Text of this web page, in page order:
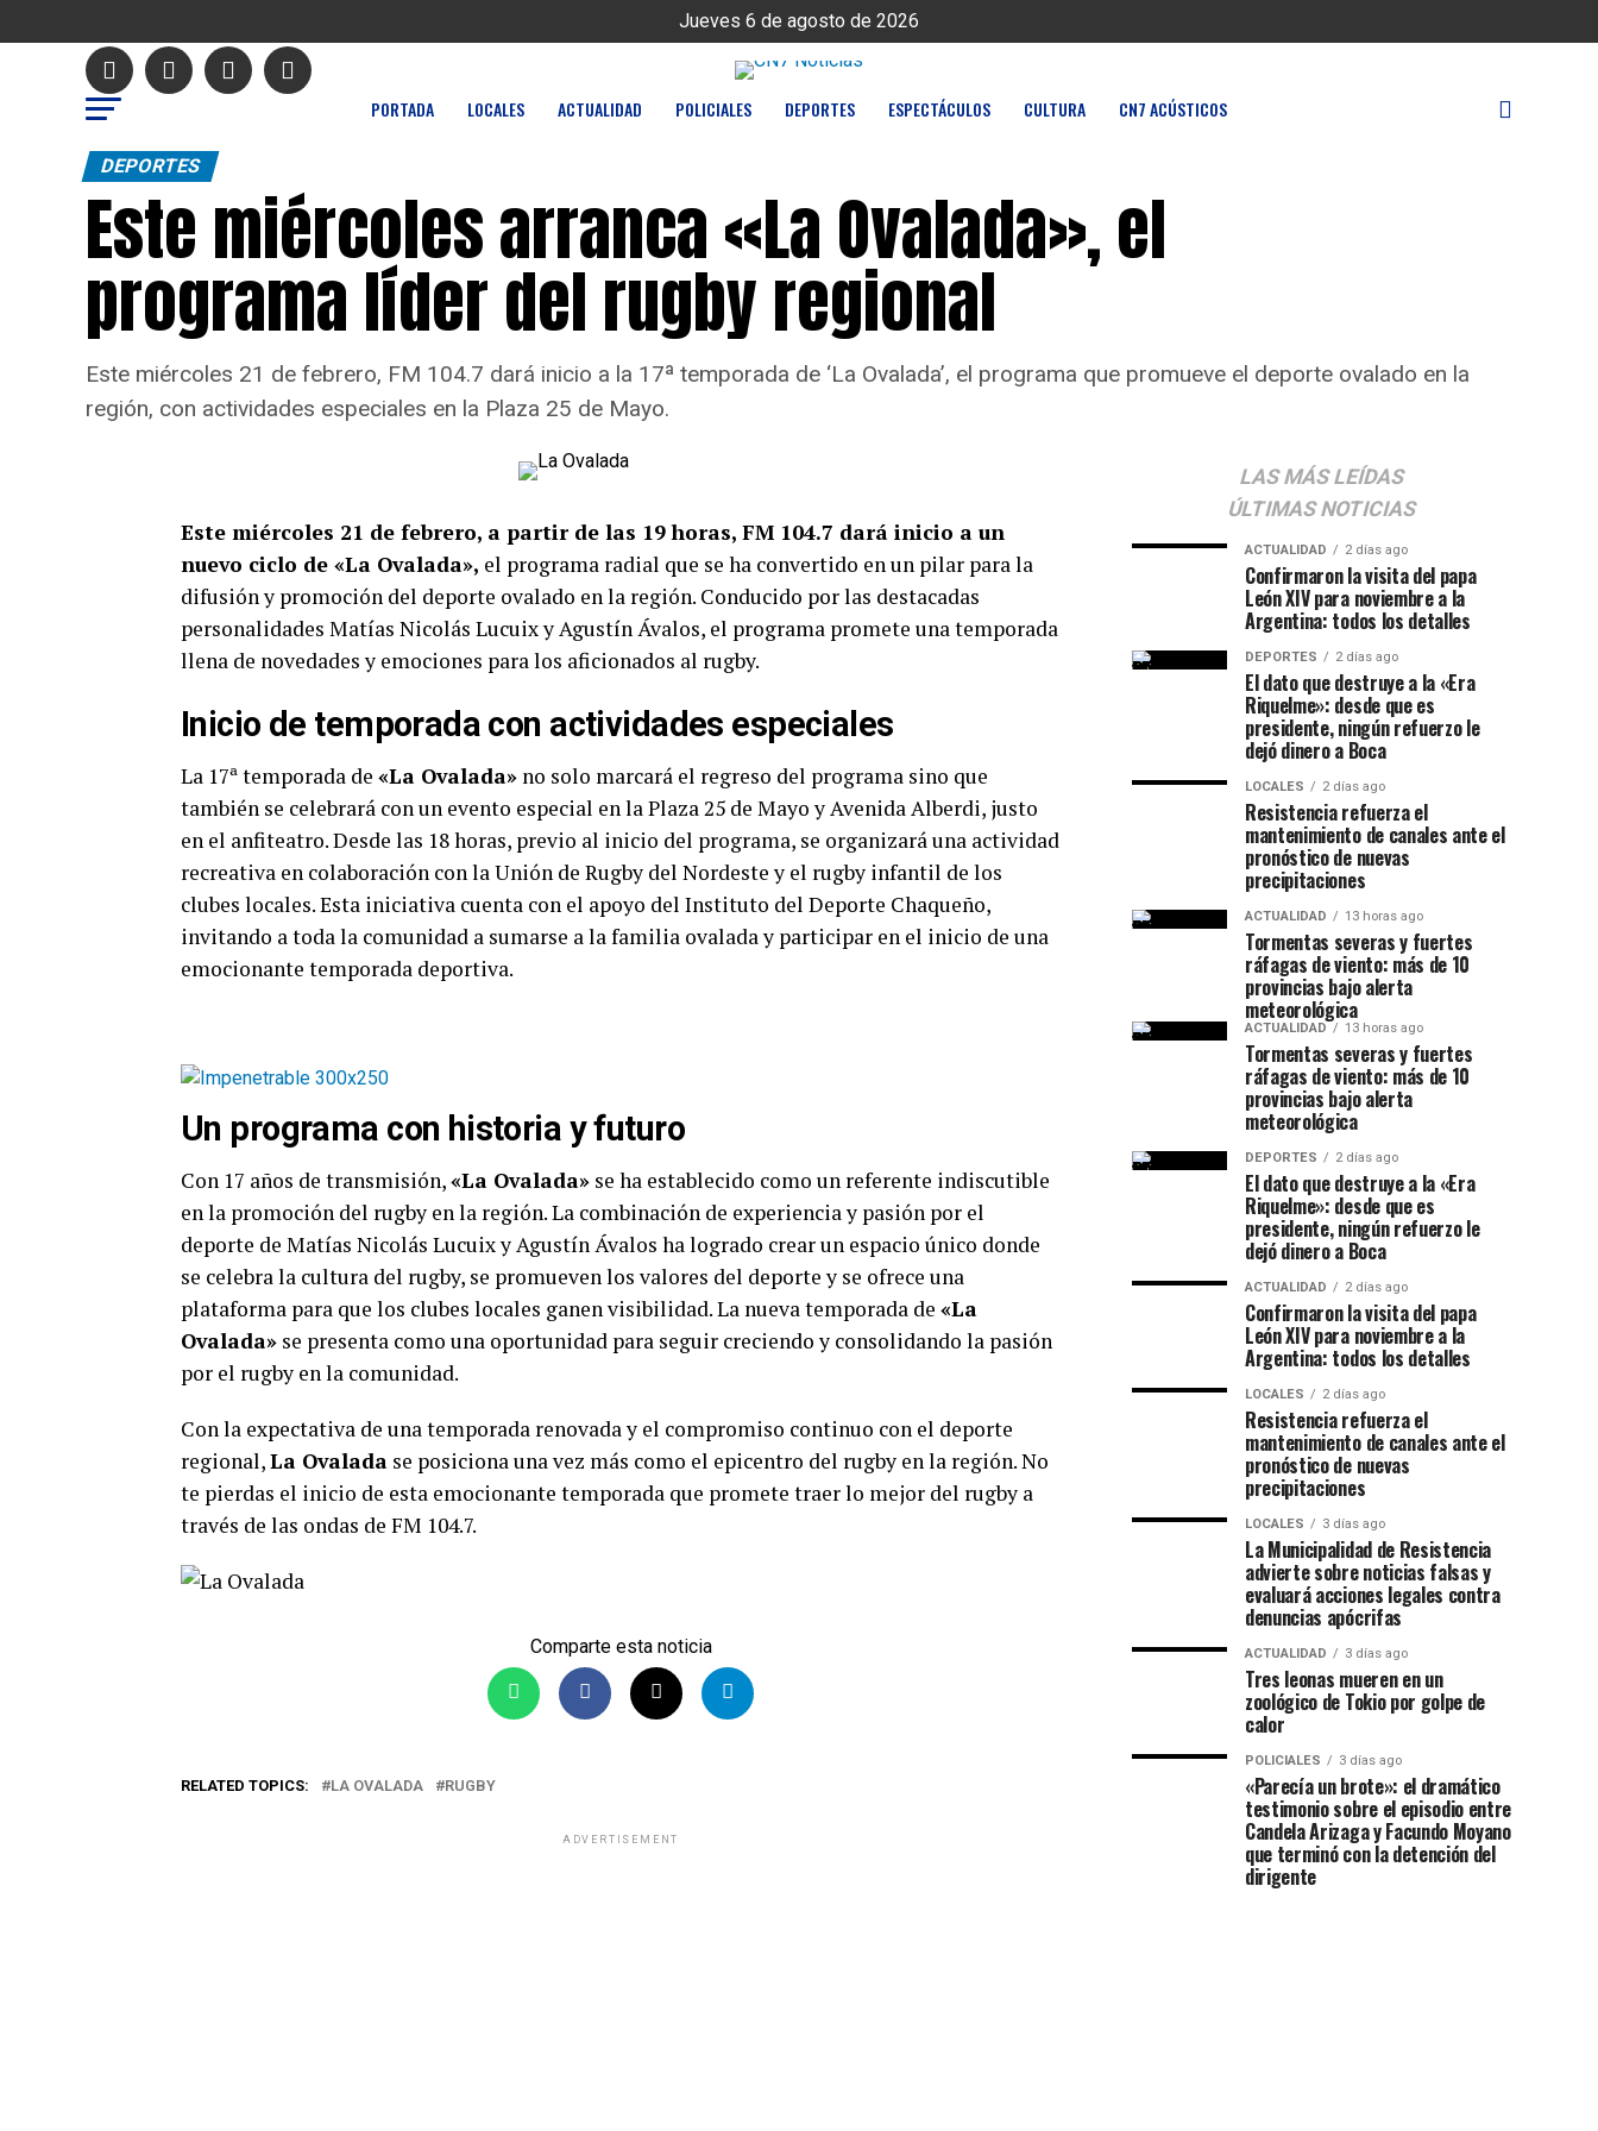
Jueves 6 de agosto de 2026
PORTADA LOCALES ACTUALIDAD POLICIALES DEPORTES ESPECTÁCULOS CULTURA CN7 ACÚSTICOS
DEPORTES
Este miércoles arranca «La Ovalada», el
programa líder del rugby regional
Este miércoles 21 de febrero, FM 104.7 dará inicio a la 17ª temporada de ‘La Ovalada’, el programa que promueve el deporte ovalado en la
región, con actividades especiales en la Plaza 25 de Mayo.
Este miércoles 21 de febrero, a partir de las 19 horas, FM 104.7 dará inicio a un
nuevo ciclo de «La Ovalada», el programa radial que se ha convertido en un pilar para la
difusión y promoción del deporte ovalado en la región. Conducido por las destacadas
personalidades Matías Nicolás Lucuix y Agustín Ávalos, el programa promete una temporada
llena de novedades y emociones para los aficionados al rugby.
Inicio de temporada con actividades especiales
La 17ª temporada de «La Ovalada» no solo marcará el regreso del programa sino que
también se celebrará con un evento especial en la Plaza 25 de Mayo y Avenida Alberdi, justo
en el anfiteatro. Desde las 18 horas, previo al inicio del programa, se organizará una actividad
recreativa en colaboración con la Unión de Rugby del Nordeste y el rugby infantil de los
clubes locales. Esta iniciativa cuenta con el apoyo del Instituto del Deporte Chaqueño,
invitando a toda la comunidad a sumarse a la familia ovalada y participar en el inicio de una
emocionante temporada deportiva.
Un programa con historia y futuro
Con 17 años de transmisión,«La Ovalada» se ha establecido como un referente indiscutible
en la promoción del rugby en la región. La combinación de experiencia y pasión por el
deporte de Matías Nicolás Lucuix y Agustín Ávalos ha logrado crear un espacio único donde
se celebra la cultura del rugby, se promueven los valores del deporte y se ofrece una
plataforma para que los clubes locales ganen visibilidad. La nueva temporada de «La
Ovalada» se presenta como una oportunidad para seguir creciendo y consolidando la pasión
por el rugby en la comunidad.
Con la expectativa de una temporada renovada y el compromiso continuo con el deporte
regional,La Ovalada se posiciona una vez más como el epicentro del rugby en la región. No
te pierdas el inicio de esta emocionante temporada que promete traer lo mejor del rugby a
través de las ondas de FM 104.7.
Comparte esta noticia
RELATED TOPICS: LA OVALADA RUGBY
ADVERTISEMENT
LAS MÁS LEÍDAS
ÚLTIMAS NOTICIAS
ACTUALIDAD 2 días ago
Confirmaron la visita del papa
León XIV para noviembre a la
Argentina: todos los detalles
DEPORTES 2 días ago
El dato que destruye a la «Era
Riquelme»: desde que es
presidente, ningún refuerzo le
dejó dinero a Boca
LOCALES 2 días ago
Resistencia refuerza el
mantenimiento de canales ante el
pronóstico de nuevas
precipitaciones
ACTUALIDAD 13 horas ago
Tormentas severas y fuertes
ráfagas de viento: más de 10
provincias bajo alerta
meteorológica
ACTUALIDAD 13 horas ago
Tormentas severas y fuertes
ráfagas de viento: más de 10
provincias bajo alerta
meteorológica
DEPORTES 2 días ago
El dato que destruye a la «Era
Riquelme»: desde que es
presidente, ningún refuerzo le
dejó dinero a Boca
ACTUALIDAD 2 días ago
Confirmaron la visita del papa
León XIV para noviembre a la
Argentina: todos los detalles
LOCALES 2 días ago
Resistencia refuerza el
mantenimiento de canales ante el
pronóstico de nuevas
precipitaciones
LOCALES 3 días ago
La Municipalidad de Resistencia
advierte sobre noticias falsas y
evaluará acciones legales contra
denuncias apócrifas
ACTUALIDAD 3 días ago
Tres leonas mueren en un
zoológico de Tokio por golpe de
calor
POLICIALES 3 días ago
«Parecía un brote»: el dramático
testimonio sobre el episodio entre
Candela Arizaga y Facundo Moyano
que terminó con la detención del
dirigente